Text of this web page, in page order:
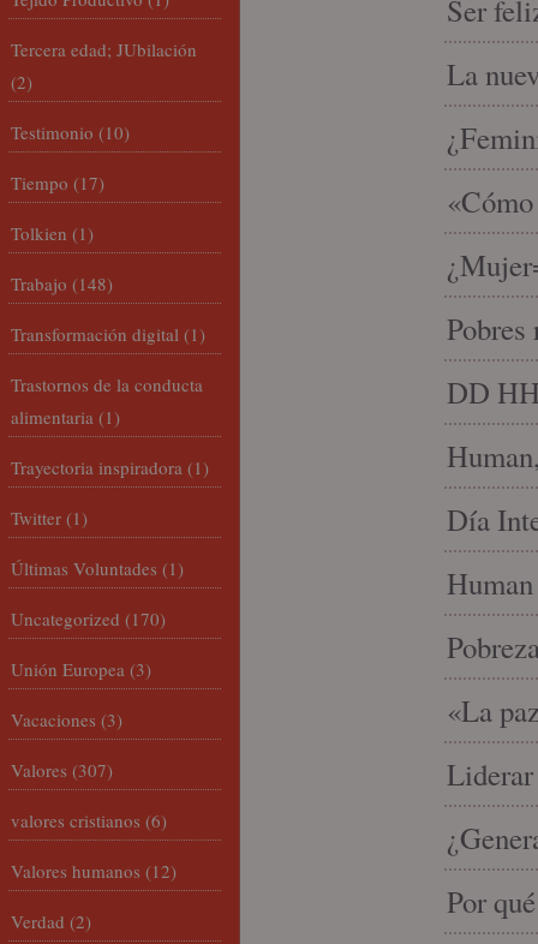
Ser
La
DD
Día
«La
Liderar
Por
Tercera edad; JUbilación
(2)
Testimonio (10)
Tiempo (17)
Tolkien (1)
Trabajo (148)
Transformación digital (1)
Trastornos de la conducta
alimentaria (1)
Trayectoria inspiradora (1)
Twitter (1)
Últimas Voluntades (1)
Uncategorized (170)
Unión Europea (3)
Vacaciones (3)
Valores (307)
valores cristianos (6)
Valores humanos (12)
Verdad (2)